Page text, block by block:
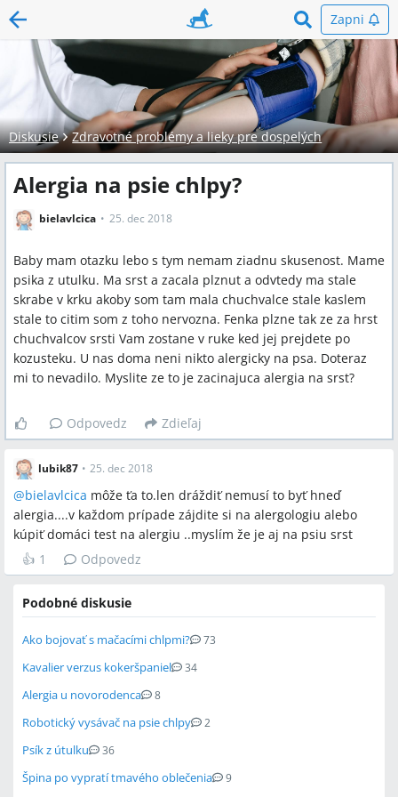
Zapni
Diskusie Zdravotné problémy a lieky pre dospelých
Alergia na psie chlpy?
bielavlcica 25. dec 2018
Baby mam otazku lebo s tym nemam ziadnu skusenost. Mame
psika z utulku. Ma srst a zacala plznut a odvtedy ma stale
skrabe v krku akoby som tam mala chuchvalce stale kaslem
stale to citim som z toho nervozna. Fenka plzne tak ze za hrst
chuchvalcov srsti Vam zostane v ruke ked jej prejdete po
kozusteku. U nas doma neni nikto alergicky na psa. Doteraz
mi to nevadilo. Myslite ze to je zacinajuca alergia na srst?
Odpovedz Zdieľaj
lubik87 • 25. dec 2018
@bielavlcica môže ťa to.len dráždiť nemusí to byť hneď
alergia....v každom prípade zájdite si na alergologiu alebo
kúpiť domáci test na alergiu ..myslím že je aj na psiu srst
👍 1 Odpovedz
Podobné diskusie
Ako bojovať s mačacími chlpmi? 73
Kavalier verzus kokeršpaniel 34
Alergia u novorodenca 8
Robotický vysávač na psie chlpy 2
Psík z útulku 36
Špina po vypratí tmavého oblečenia 9